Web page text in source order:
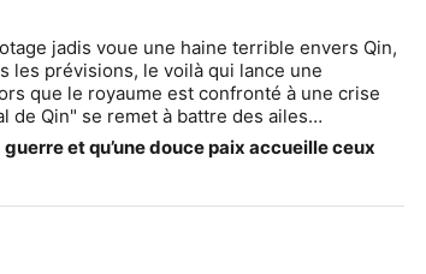
jadis voue une haine terrible envers Qin,
les prévisions, le voilà qui lance une
que le royaume est confronté à une crise
de Qin" se remet à battre des ailes…
et qu’une douce paix accueille ceux